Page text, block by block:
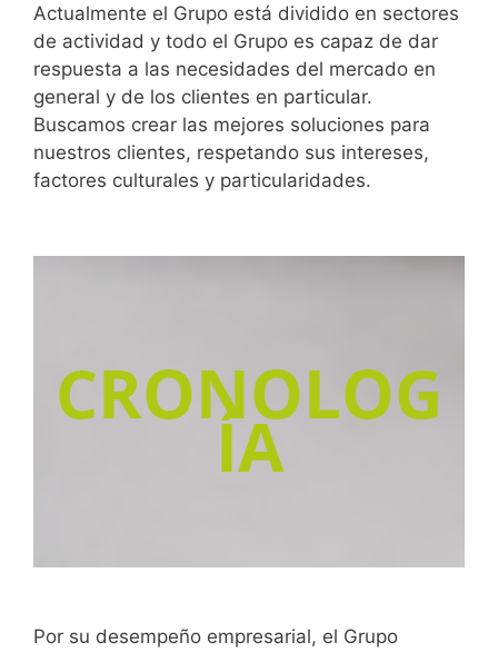
Actualmente el Grupo está dividido en sectores
de actividad y todo el Grupo es capaz de dar
respuesta a las necesidades del mercado en
general y de los clientes en particular.
Buscamos crear las mejores soluciones para
nuestros clientes, respetando sus intereses,
factores culturales y particularidades.
CRONOLOG
ÍA
Por su desempeño empresarial, el Grupo